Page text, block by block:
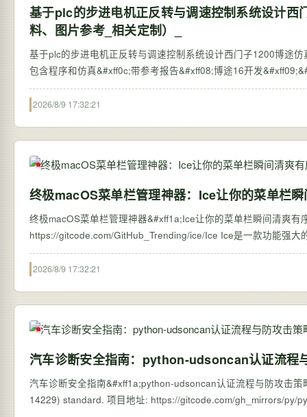
基于plc的步进电机正反转与调速控制系统设计
料、图片参考_相关定制）_
基于plc的步进电机正反转与调速控制系统设计西门子1200博途
包含程序和仿真&#xff0c;带参考报告&#xff08;博途16开发
2026/8/9 17:32:21
终极macOS菜单栏管理神器：Ice让你的菜单栏
终极macOS菜单栏管理神器&#xff1a;Ice让你的菜单栏瞬间清爽有序
https://gitcode.com/
2026/8/9 17:32:21
汽车诊断安全指南：python-udsoncan认证流程
汽车诊断安全指南&#xff1a;python-udsoncan认证流程与防攻击